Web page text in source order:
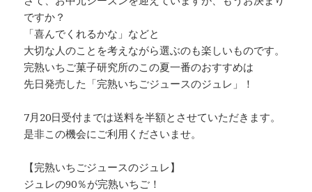
ですか？
「喜んでくれるかな」などと
大切な人のことを考えながら選ぶのも楽しいものです。
完熟いちご菓子研究所のこの夏一番のおすすめは
先日発売した「完熟いちごジュースのジュレ」！
7月20日受付までは送料を半額とさせていただきます。
是非この機会にご利用くださいませ。
【完熟いちごジュースのジュレ】
ジュレの90％が完熟いちご！